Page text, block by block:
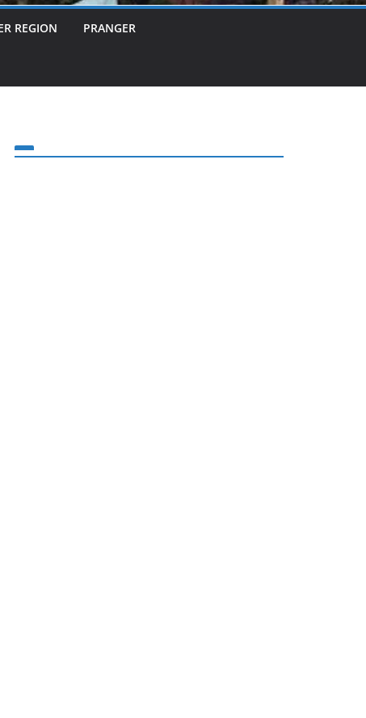
REGION PRANGER